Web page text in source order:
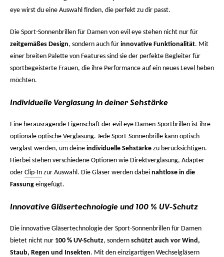
eye wirst du eine Auswahl finden, die perfekt zu dir passt.
Die Sport-Sonnenbrillen für Damen von evil eye stehen nicht nur für
zeitgemäßes Design, sondern auch für innovative Funktionalität. Mit
einer breiten Palette von Features sind sie der perfekte Begleiter für
sportbegeisterte Frauen, die ihre Performance auf ein neues Level heben
möchten.
Individuelle Verglasung in deiner Sehstärke
Eine herausragende Eigenschaft der evil eye Damen-Sportbrillen ist ihre
optionale optische Verglasung. Jede Sport-Sonnenbrille kann optisch
verglast werden, um deine individuelle Sehstärke zu berücksichtigen.
Hierbei stehen verschiedene Optionen wie Direktverglasung, Adapter
oder Clip-In zur Auswahl. Die Gläser werden dabei nahtlose in die
Fassung eingefügt.
Innovative Gläsertechnologie und 100 % UV-Schutz
Die innovative Gläsertechnologie der Sport-Sonnenbrillen für Damen
bietet nicht nur 100 % UV-Schutz, sondern schützt auch vor Wind,
Staub, Regen und Insekten. Mit den einzigartigen Wechselgläsern